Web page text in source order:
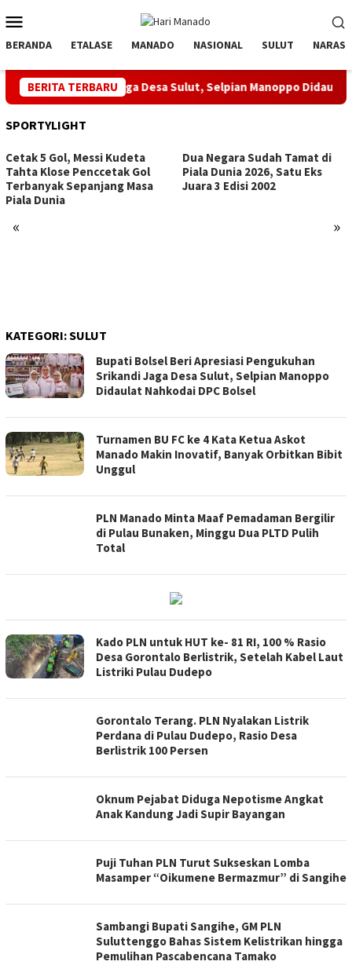
ke
kontenMobile
BERANDA ETALASE MANADO NASIONAL SULUT NARASI
BERITA TERBARU
Srikandi Jaga Desa Sulut, Selpian Manoppo Didaulat Nahkodai
SPORTYLIGHT
« »
Cetak 5 Gol, Messi Kudeta
Tahta Klose Penccetak Gol
Terbanyak Sepanjang Masa
Piala Dunia
Dua Negara Sudah Tamat di
Piala Dunia 2026, Satu Eks
Juara 3 Edisi 2002
KATEGORI:SULUT
Bupati Bolsel Beri Apresiasi Pengukuhan
Srikandi Jaga Desa Sulut, Selpian Manoppo
Didaulat Nahkodai DPC Bolsel
Turnamen BU FC ke 4 Kata Ketua Askot
Manado Makin Inovatif, Banyak Orbitkan Bibit
Unggul
PLN Manado Minta Maaf Pemadaman Bergilir
di Pulau Bunaken, Minggu Dua PLTD Pulih
Total
Kado PLN untuk HUT ke- 81 RI, 100 % Rasio
Desa Gorontalo Berlistrik, Setelah Kabel Laut
Listriki Pulau Dudepo
Gorontalo Terang. PLN Nyalakan Listrik
Perdana di Pulau Dudepo, Rasio Desa
Berlistrik 100 Persen
Oknum Pejabat Diduga Nepotisme Angkat
Anak Kandung Jadi Supir Bayangan
Puji Tuhan PLN Turut Sukseskan Lomba
Masamper “Oikumene Bermazmur” di Sangihe
Sambangi Bupati Sangihe, GM PLN
Suluttenggo Bahas Sistem Kelistrikan hingga
Pemulihan Pascabencana Tamako